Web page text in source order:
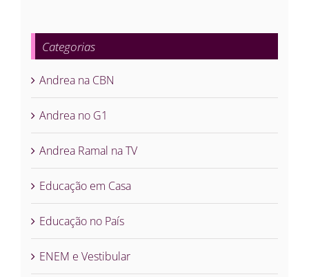
Categorias
Andrea na CBN
Andrea no G1
Andrea Ramal na TV
Educação em Casa
Educação no País
ENEM e Vestibular